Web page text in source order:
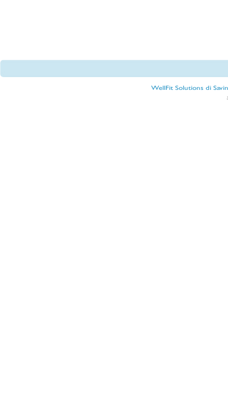
WellFit Solutions di